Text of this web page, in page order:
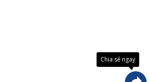
trải
phát
triển
Chia sẻ ngay